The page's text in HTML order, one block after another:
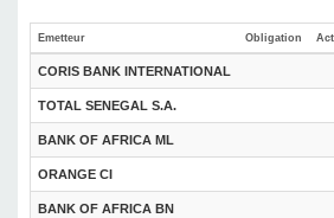
Emetteur Obligation
CORIS BANK INTERNATIONAL
TOTAL SENEGAL S.A.
BANK OF AFRICA ML
ORANGE CI
BANK OF AFRICA BN